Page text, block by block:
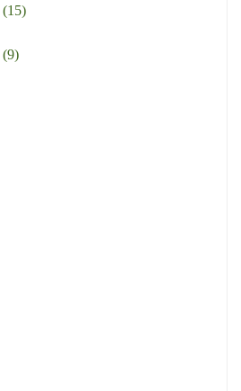
(15)
(9)